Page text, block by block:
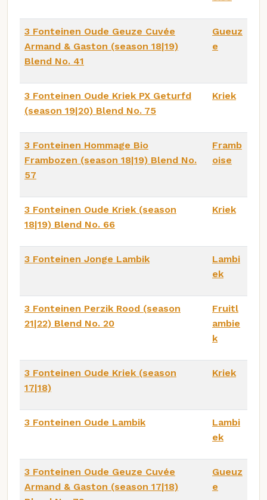
3 Fonteinen Oude Geuze Cuvée
Armand & Gaston (season 18|19)
Blend No. 41
Gueuz
e
3 Fonteinen Oude Kriek PX Geturfd
(season 19|20) Blend No. 75
Kriek
3 Fonteinen Hommage Bio
Frambozen (season 18|19) Blend No.
57
Framb
oise
3 Fonteinen Oude Kriek (season
18|19) Blend No. 66
Kriek
3 Fonteinen Jonge Lambik
Lambi
ek
3 Fonteinen Perzik Rood (season
21|22) Blend No. 20
Fruitl
ambie
k
3 Fonteinen Oude Kriek (season
17|18)
Kriek
3 Fonteinen Oude Lambik
Lambi
ek
3 Fonteinen Oude Geuze Cuvée
Armand & Gaston (season 17|18)
Gueuz
e